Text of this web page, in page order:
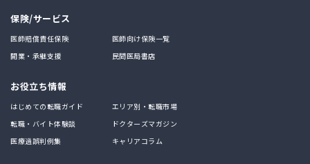
保険/サービス
医師賠償責任保険
医師向け保険一覧
開業・承継支援
民間医局書店
お役立ち情報
はじめての転職ガイド
エリア別・転職市場
転職・バイト体験談
ドクターズマガジン
医療過誤判例集
キャリアコラム